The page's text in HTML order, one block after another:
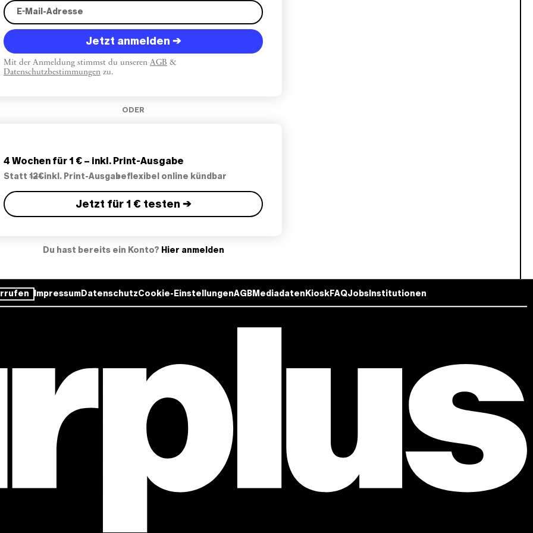
Jetzt anmelden →
Mit der Anmeldung stimmst du unseren AGB &
Datenschutzbestimmungen zu.
ODER
4 Wochen für 1 € – inkl. Print-Ausgabe
Statt 12€inkl. Print-Ausgabeflexibel online kündbar
Jetzt für 1 € testen →
Du hast bereits ein Konto? Hier anmelden
ImpressumDatenschutzCookie-EinstellungenAGBMediadaten KioskFAQJobs Institutionen